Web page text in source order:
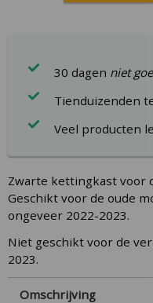
30 dagen niet
Tienduizenden
Veel producten
Zwarte kettingkast voor
Geschikt voor de oude
ongeveer 2022-2023.
Niet geschikt voor de
2023.
Omschrijving